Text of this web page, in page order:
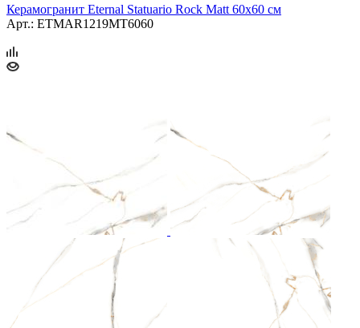
Керамогранит Eternal Statuario Rock Matt 60x60 см
Арт.: ETMAR1219MT6060